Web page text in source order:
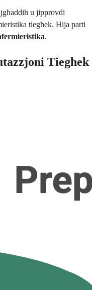
u jipprovdi
tiegħek. Hija parti
.
Tiegħek